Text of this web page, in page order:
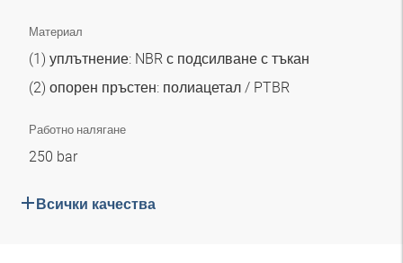
Материал
(1) уплътнение: NBR с подсилване с тъкан
(2) опорен пръстен: полиацетал / PTBR
Работно налягане
250 bar
Всички качества